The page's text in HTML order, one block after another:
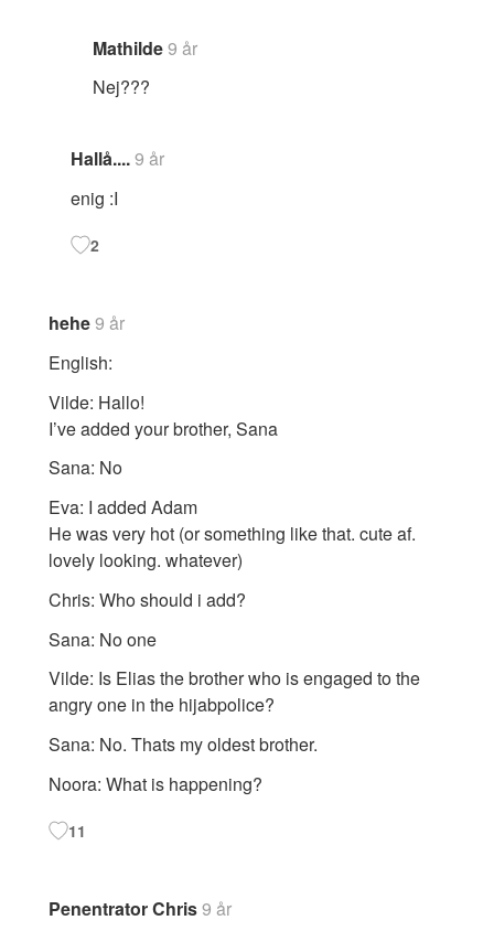
Mathilde9 år
Nej???
Hallå....9 år
enig :I
2
hehe9 år
English:
Vilde: Hallo!
I’ve added your brother, Sana
Sana: No
Eva: I added Adam
He was very hot (or something like that. cute af.
lovely looking. whatever)
Chris: Who should i add?
Sana: No one
Vilde: Is Elias the brother who is engaged to the
angry one in the hijabpolice?
Sana: No. Thats my oldest brother.
Noora: What is happening?
11
Penentrator Chris9 år